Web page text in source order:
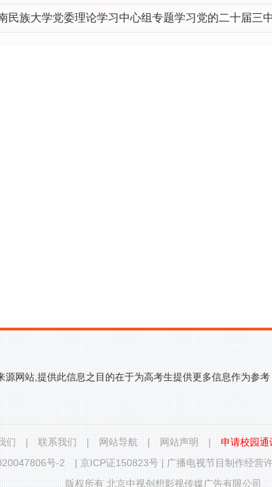
民族大学党委理论学习中心组专题学习党的二十届三
网站,提供此信息之目的在于为高考生提供更多信息作为参
们 | 联系我们 | 网站导航 | 网站声明 | 申请校园通
号-2
|京ICP证150823号|广播电视节目制作经营
版权所有 北京中视创想影视传媒广告有限公司